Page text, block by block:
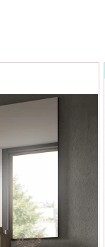
nastavitelné/
(otevřený
80×23×3 cm
šatní tyč (kov,